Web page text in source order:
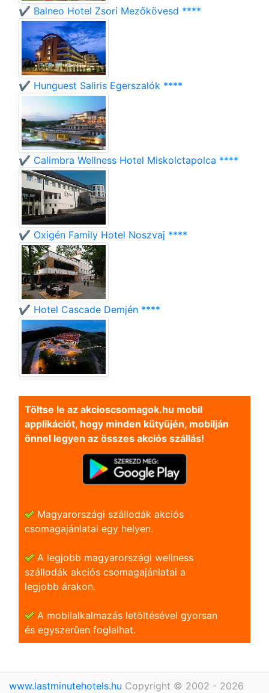
✔️ Balneo Hotel Zsori Mezőkövesd ****
✔️ Hunguest Saliris Egerszalók ****
✔️ Calimbra Wellness Hotel Miskolctapolca ****
✔️ Oxigén Family Hotel Noszvaj ****
✔️ Hotel Cascade Demjén ****
Töltse le az akcioscsomagok.hu mobil
applikációt, hogy minden kütyüjén, mobilján
önnel legyen az összes akciós szállás!
Magyarországi szállodák akciós
csomagajánlatai egy helyen.
A legjobb magyarországi wellness
szállodák akciós csomagajánlatai a
legjobb árakon.
A mobilalkalmazás letöltésével gyorsan
és egyszerũen foglalhat.
www.lastminutehotels.hu Copyright © 2002 - 2026